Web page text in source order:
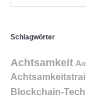
Schlagwörter
Achtsamkeit
Blockchain-